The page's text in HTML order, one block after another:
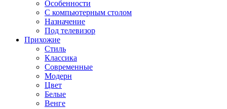
Особенности
С компьютерным столом
Назначение
Под телевизор
Прихожие
Стиль
Классика
Современные
Модерн
Цвет
Белые
Венге